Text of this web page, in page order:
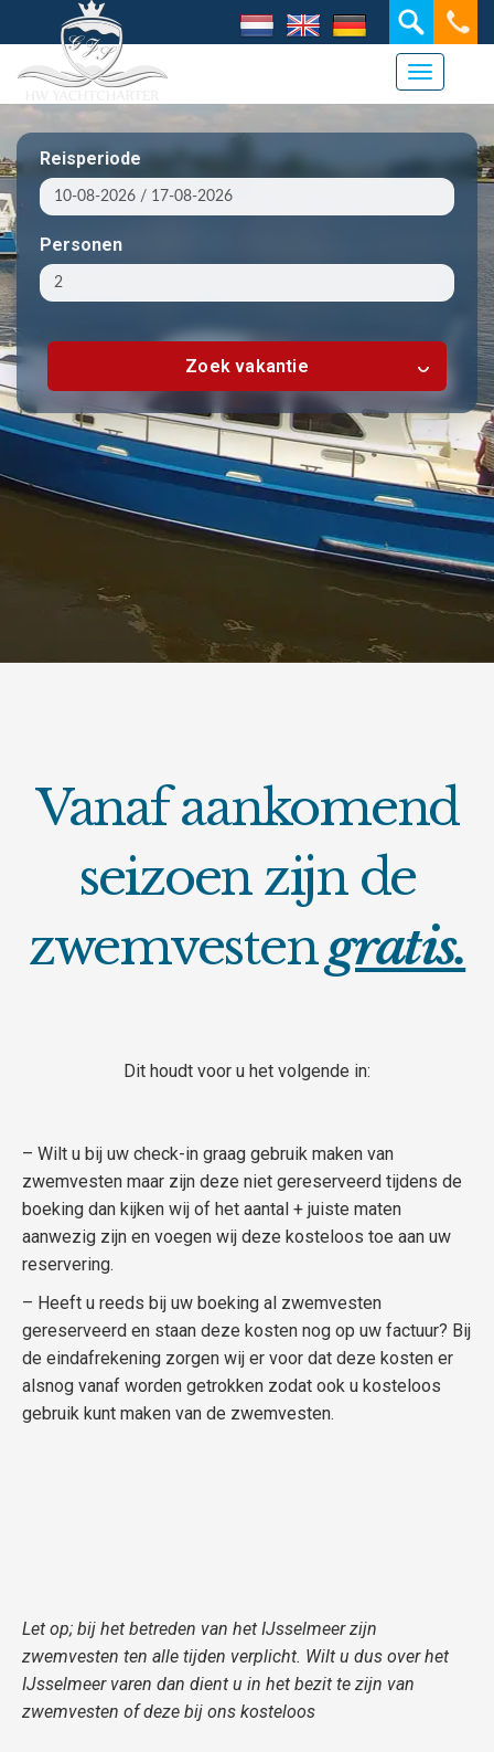
Reisperiode
Personen
Zoek vakantie
Vanaf aankomend
seizoen zijn de
zwemvestengratis.
Dit houdt voor u het volgende in:
– Wilt u bij uw check-in graag gebruik maken van
zwemvesten maar zijn deze niet gereserveerd tijdens de
boeking dan kijken wij of het aantal + juiste maten
aanwezig zijn en voegen wij deze kosteloos toe aan uw
reservering.
– Heeft u reeds bij uw boeking al zwemvesten
gereserveerd en staan deze kosten nog op uw factuur? Bij
de eindafrekening zorgen wij er voor dat deze kosten er
alsnog vanaf worden getrokken zodat ook u kosteloos
gebruik kunt maken van de zwemvesten.
Let op; bij het betreden van het IJsselmeer zijn
zwemvesten ten alle tijden verplicht. Wilt u dus over het
IJsselmeer varen dan dient u in het bezit te zijn van
zwemvesten of deze bij ons kosteloos